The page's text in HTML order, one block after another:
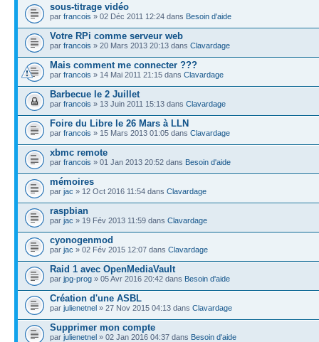
sous-titrage vidéo
par francois » 02 Déc 2011 12:24 dans Besoin d'aide
Votre RPi comme serveur web
par francois » 20 Mars 2013 20:13 dans Clavardage
Mais comment me connecter ???
par francois » 14 Mai 2011 21:15 dans Clavardage
Barbecue le 2 Juillet
par francois » 13 Juin 2011 15:13 dans Clavardage
Foire du Libre le 26 Mars à LLN
par francois » 15 Mars 2013 01:05 dans Clavardage
xbmc remote
par francois » 01 Jan 2013 20:52 dans Besoin d'aide
mémoires
par jac » 12 Oct 2016 11:54 dans Clavardage
raspbian
par jac » 19 Fév 2013 11:59 dans Clavardage
cyonogenmod
par jac » 02 Fév 2015 12:07 dans Clavardage
Raid 1 avec OpenMediaVault
par jpg-prog » 05 Avr 2016 20:42 dans Besoin d'aide
Création d'une ASBL
par julienetnel » 27 Nov 2015 04:13 dans Clavardage
Supprimer mon compte
par julienetnel » 02 Jan 2016 04:37 dans Besoin d'aide